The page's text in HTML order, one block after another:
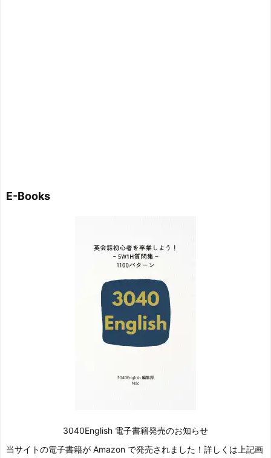
E-Books
3040English 電子書籍発売のお知らせ
当サイトの電子書籍が Amazon で発売されました！詳しくは上記画